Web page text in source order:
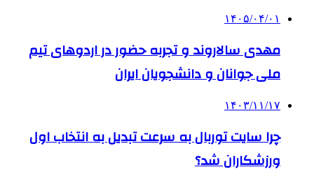
۱۴۰۵/۰۴/۰۱
مهدی سالاروند و تجربه حضور در اردوهای تیم
ملی جوانان و دانشجویان ایران
۱۴۰۳/۱۱/۱۷
چرا سایت توربال به ‌سرعت تبدیل به انتخاب اول
ورزشکاران شد؟